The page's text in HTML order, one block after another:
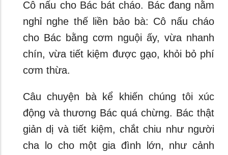
Cô nấu cho Bác bát cháo. Bác đang nằm
nghỉ nghe thế liền bảo bà: Cô nấu cháo
cho Bác bằng cơm nguội ấy, vừa nhanh
chín, vừa tiết kiệm được gạo, khỏi bỏ phí
cơm thừa.
Câu chuyện bà kể khiến chúng tôi xúc
động và thương Bác quá chừng. Bác thật
giản dị và tiết kiệm, chắt chiu như người
cha lo cho một gia đình lớn, như cảnh